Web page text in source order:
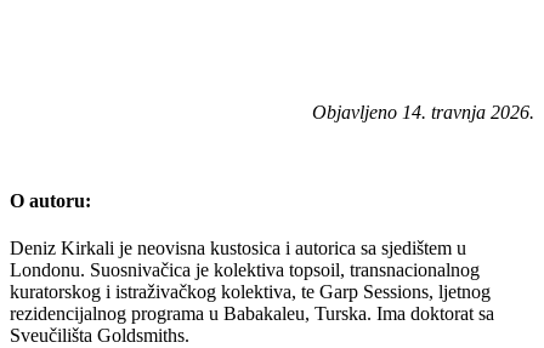
Objavljeno 14. travnja 2026.
O autoru:
Deniz Kirkali je neovisna kustosica i autorica sa sjedištem u
Londonu. Suosnivačica je kolektiva topsoil, transnacionalnog
kuratorskog i istraživačkog kolektiva, te Garp Sessions, ljetnog
rezidencijalnog programa u Babakaleu, Turska. Ima doktorat sa
Sveučilišta Goldsmiths.